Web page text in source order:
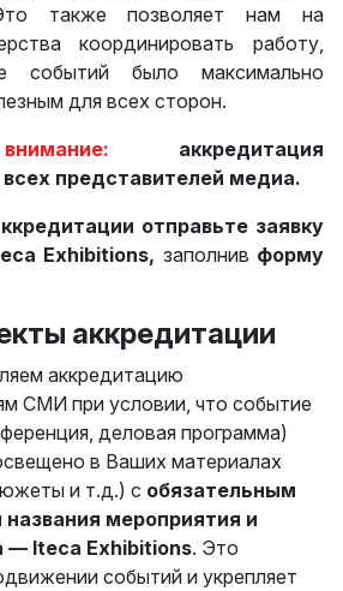
Это также позволяет нам на
координировать работу,
событий было максимально
для всех сторон.
аккредитация
представителей медиа.
отправьте заявку
Exhibitions, заполнив форму
аккредитации
аккредитацию
СМИ при условии, что событие
деловая программа)
в Ваших материалах
и т.д.) с обязательным
мероприятия и
— Iteca Exhibitions. Это
событий и укрепляет